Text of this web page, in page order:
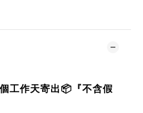
工作天寄出📦『不含假